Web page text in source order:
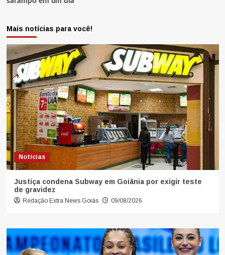
Mais notícias para você!
Notícias
Justiça condena Subway em Goiânia por exigir teste
de gravidez
Redação Extra News Goiás 09/08/2026